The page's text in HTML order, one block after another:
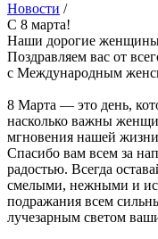
Новости /
C 8 марта!
Наши дорогие
Поздравляем вас от
c Международным
8 Марта — это день,
насколько важны
мгновения нашей
Спасибо вам всем за
радостью. Всегда
смелыми, нежными и
подражания всем
лучезарным светом